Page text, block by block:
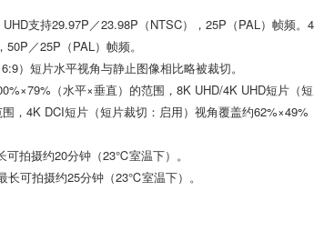
支持29.97P／23.98P（NTSC），25P（PAL）帧频
／25P（PAL）帧频。
）短片水平视角与静止图像相比略被裁切。
（水平×垂直）的范围，8K UHD/4K UHD短片（
，4K DCI短片（短片裁切：启用）视角覆盖约
拍摄约20分钟（23℃室温下）。
可拍摄约25分钟（23℃室温下）。